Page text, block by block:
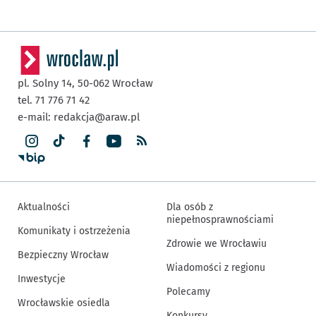
pl. Solny 14, 50-062 Wrocław
tel. 71 776 71 42
e-mail: redakcja@araw.pl
Aktualności
Komunikaty i ostrzeżenia
Bezpieczny Wrocław
Inwestycje
Wrocławskie osiedla
Dla osób z
niepełnosprawnościami
Zdrowie we Wrocławiu
Wiadomości z regionu
Polecamy